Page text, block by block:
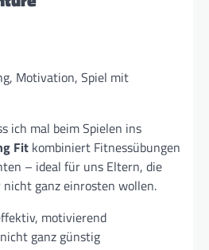
Motivation, Spiel mit
ich mal beim Spielen ins
Fit kombiniert Fitnessübungen
– ideal für uns Eltern, die
ganz einrosten wollen.
motivierend
ganz günstig